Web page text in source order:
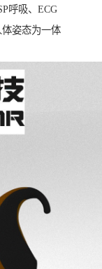
呼吸、ECG
姿态为一体